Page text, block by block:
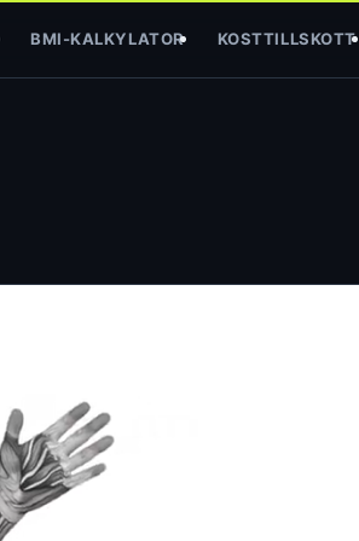
BMI-KALKYLATOR KOSTTILLSKOTT